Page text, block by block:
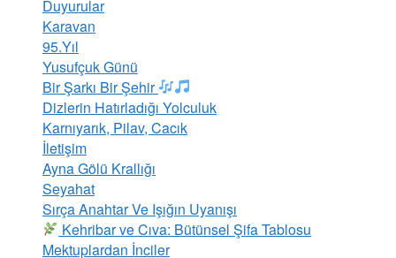
Duyurular
Karavan
95.Yıl
Yusufçuk Günü
Bir Şarkı Bir Şehir
Dizlerin Hatırladığı Yolculuk
Karnıyarık, Pilav, Cacık
İletişim
Ayna Gölü Krallığı
Seyahat
Sırça Anahtar Ve Işığın Uyanışı
Kehribar ve Cıva: Bütünsel Şifa Tablosu
Mektuplardan İnciler